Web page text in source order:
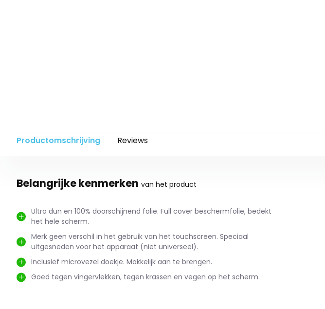
Productomschrijving Reviews
Belangrijke kenmerken van het product
Ultra dun en 100% doorschijnend folie. Full cover beschermfolie, bedekt
het hele scherm.
Merk geen verschil in het gebruik van het touchscreen. Speciaal
uitgesneden voor het apparaat (niet universeel).
Inclusief microvezel doekje. Makkelijk aan te brengen.
Goed tegen vingervlekken, tegen krassen en vegen op het scherm.